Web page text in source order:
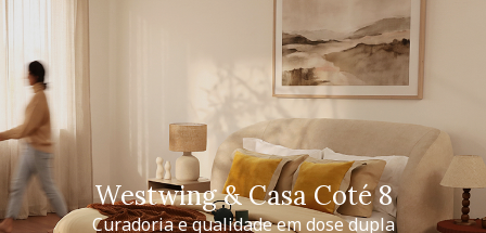
Westwing & Casa Coté 8
Curadoria e qualidade em dose dupla